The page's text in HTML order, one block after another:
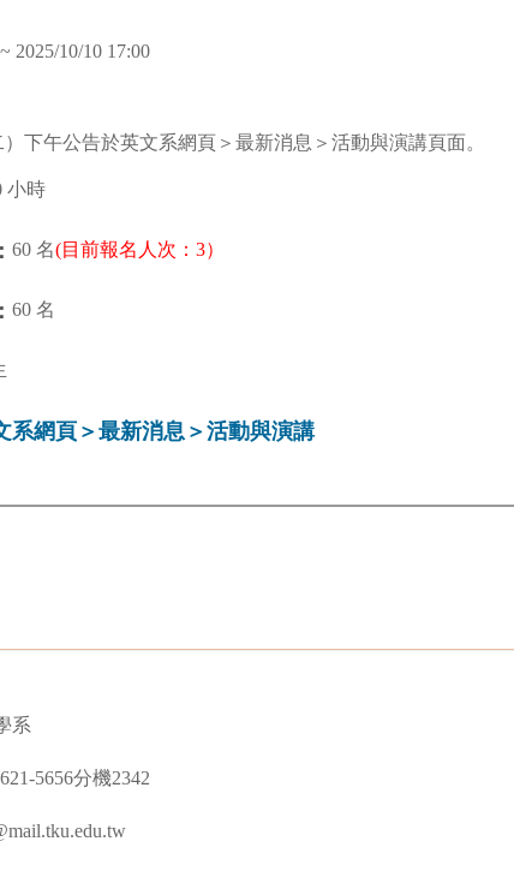
2025/10/10 17:00
下午公告於英文系網頁＞最新消息＞活動與演講頁面。
小時
60 名(目前報名人次：3）
60 名
系網頁＞最新消息＞活動與演講
系
5656分機2342